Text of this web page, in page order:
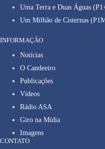
Uma Terra e Duas Águas
Um Milhão de Cisternas
INFORMAÇÃO
Notícias
O Candeeiro
Publicações
Vídeos
Rádio ASA
Giro na Mídia
Imagens
CONTATO